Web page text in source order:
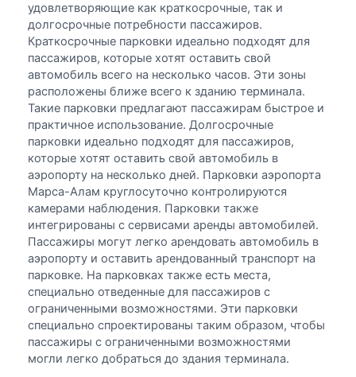
удовлетворяющие как краткосрочные, так и
долгосрочные потребности пассажиров.
Краткосрочные парковки идеально подходят для
пассажиров, которые хотят оставить свой
автомобиль всего на несколько часов. Эти зоны
расположены ближе всего к зданию терминала.
Такие парковки предлагают пассажирам быстрое и
практичное использование. Долгосрочные
парковки идеально подходят для пассажиров,
которые хотят оставить свой автомобиль в
аэропорту на несколько дней. Парковки аэропорта
Марса-Алам круглосуточно контролируются
камерами наблюдения. Парковки также
интегрированы с сервисами аренды автомобилей.
Пассажиры могут легко арендовать автомобиль в
аэропорту и оставить арендованный транспорт на
парковке. На парковках также есть места,
специально отведенные для пассажиров с
ограниченными возможностями. Эти парковки
специально спроектированы таким образом, чтобы
пассажиры с ограниченными возможностями
могли легко добраться до здания терминала.